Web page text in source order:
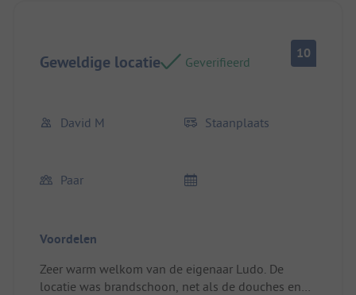
Geweldige locatie Geverifieerd
10
David M Staanplaats
Paar
Voordelen
Zeer warm welkom van de eigenaar Ludo. De
locatie was brandschoon, net als de douches en